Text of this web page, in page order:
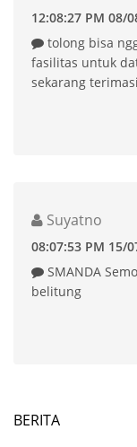
12:08:27 PM 08/
tolong bisa
fasilitas untuk
sekarang
Suyatno
08:07:53 PM 15/
SMANDA
belitung
BERITA